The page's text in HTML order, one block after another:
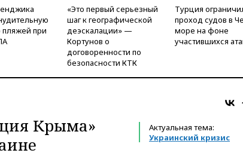
пляжей при
«Это первый серьезный
шаг к географической
деэскалации» —
Кортунов о
договоренности по
безопасности КТК
Турция
проход судов в
море на фоне
участившихся
Актуальная тема:
Украинский кризис
Крыма»